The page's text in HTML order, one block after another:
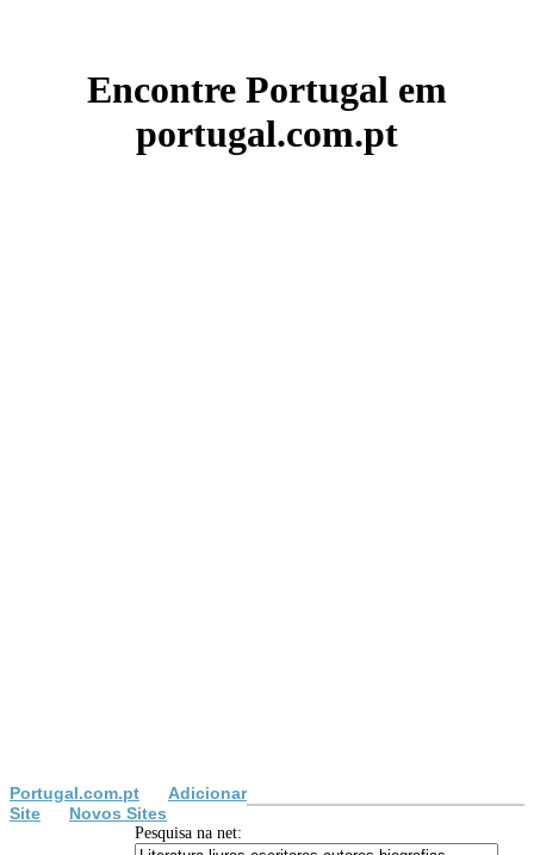
Encontre Portugal em
portugal.com.pt
Portugal.com.pt
Adicionar
Site
Novos Sites
Pesquisa na net: